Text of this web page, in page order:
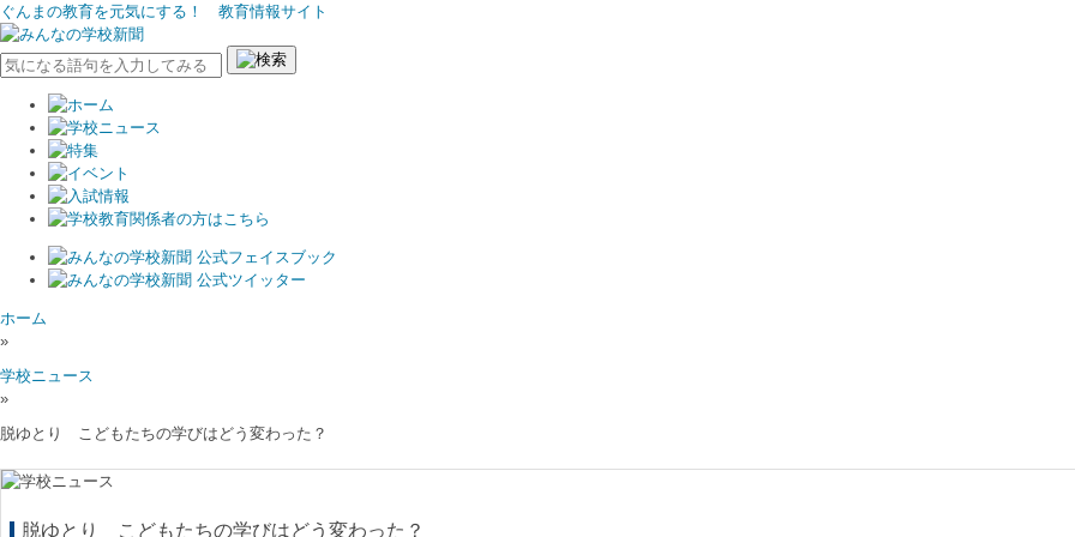
ぐんまの教育を元気にする！ 教育情報サイト
ホーム
»
学校ニュース
»
脱ゆとり こどもたちの学びはどう変わった？
脱ゆとり こどもたちの学びはどう変わった？